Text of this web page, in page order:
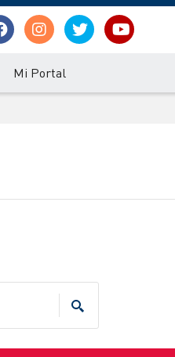
Mi Portal